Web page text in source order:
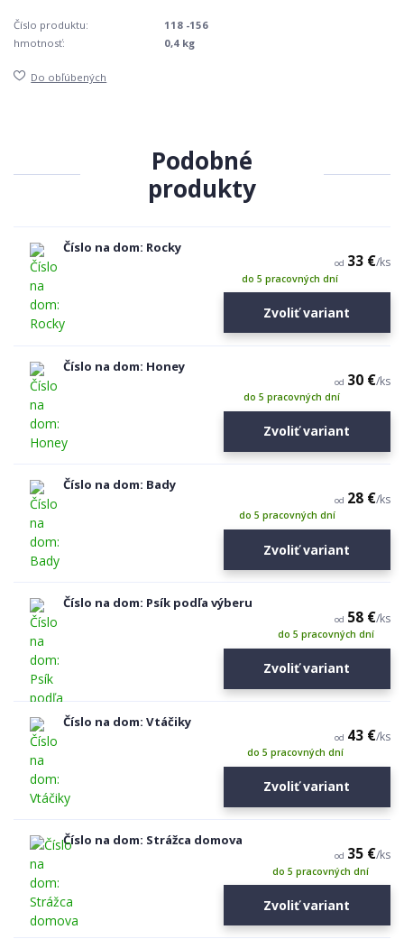
Číslo produktu:
118 -156
hmotnosť:
0,4 kg
Do obľúbených
Podobné
produkty
Číslo na dom: Rocky
od 33 €/ks
do 5 pracovných dní
Zvoliť variant
Číslo na dom: Honey
od 30 €/ks
do 5 pracovných dní
Zvoliť variant
Číslo na dom: Bady
od 28 €/ks
do 5 pracovných dní
Zvoliť variant
Číslo na dom: Psík podľa výberu
od 58 €/ks
do 5 pracovných dní
Zvoliť variant
Číslo na dom: Vtáčiky
od 43 €/ks
do 5 pracovných dní
Zvoliť variant
Číslo na dom: Strážca domova
od 35 €/ks
do 5 pracovných dní
Zvoliť variant